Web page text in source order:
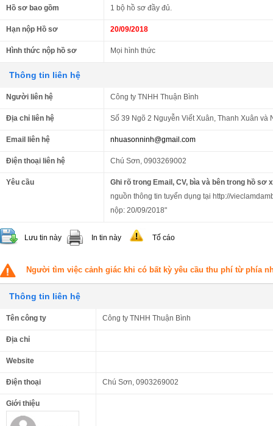
Hồ sơ bao gồm 1 bộ hồ sơ đầy đủ.
Hạn nộp Hồ sơ 20/09/2018
Hình thức nộp hồ sơ Mọi hình thức
Thông tin liên hệ
Người liên hệ Công ty TNHH Thuận Bình
Địa chỉ liên hệ Số 39 Ngõ 2 Nguyễn Viết Xuân, Thanh Xuân
Email liên hệ nhuasonninh@gmail.com
Điện thoại liên hệ Chú Sơn, 0903269002
Yêu cầu
Ghi rõ trong Email, CV, bìa và bên trong hồ sơ
nguồn thông tin tuyển dụng tại http://
nộp: 20/09/2018"
Lưu tin này In tin này Tố cáo
Người tìm việc cảnh giác khi có bất kỳ yêu cầu thu phí từ phía
Thông tin liên hệ
Tên công ty Công ty TNHH Thuận Bình
Địa chỉ
Website
Điện thoại Chú Sơn, 0903269002
Giới thiệu